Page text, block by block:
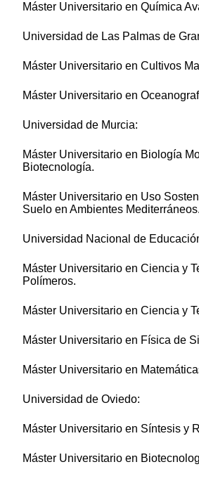
Máster Universitario en Química
Universidad de Las Palmas de
Máster Universitario en Cultivos
Máster Universitario en
Universidad de Murcia:
Máster Universitario en Biología
Biotecnología.
Máster Universitario en Uso
Suelo en Ambientes Mediterráneos.
Universidad Nacional de
Máster Universitario en Ciencia y
Polímeros.
Máster Universitario en Ciencia y
Máster Universitario en Física de
Máster Universitario en
Universidad de Oviedo:
Máster Universitario en Síntesis y
Máster Universitario en